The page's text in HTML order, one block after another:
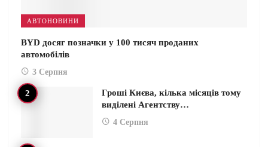
АВТОНОВИНИ
BYD досяг позначки у 100 тисяч проданих
автомобілів
3 Серпня
Гроші Києва, кілька місяців тому
виділені Агентству…
4 Серпня